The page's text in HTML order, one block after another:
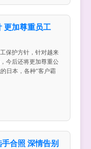
更加尊重员工
保护方针，针对越来
今后还将更加尊重公
日本，各种“客户霸
手合照 深情告别